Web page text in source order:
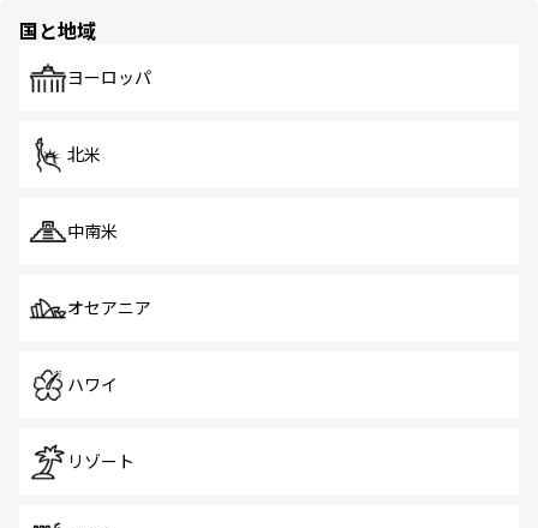
で、ホーカーズは地元の風情を楽しめる外せないスポット
国と地域
ヨーロッパ
北米
中南米
オセアニア
ハワイ
リゾート